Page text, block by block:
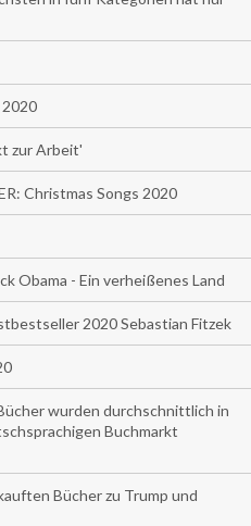
zur Arbeit'
Christmas Songs 2020
Obama - Ein verheißenes Land
2020 Sebastian Fitzek
wurden durchschnittlich in
Buchmarkt
Bücher zu Trump und